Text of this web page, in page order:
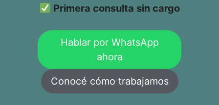
Primera consulta sin cargo
Hablar por WhatsApp
ahora
Conocé cómo trabajamos